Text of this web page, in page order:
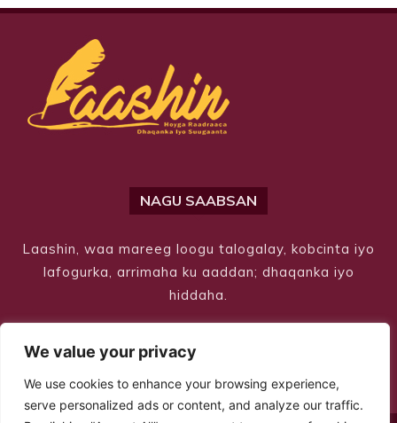
We value your privacy
We use cookies to enhance your browsing experience,
serve personalized ads or content, and analyze our traffic.
NAGU SAABSAN
Laashin, waa mareeg loogu talogalay, kobcinta iyo
lafogurka, arrimaha ku aaddan; dhaqanka iyo
hiddaha.